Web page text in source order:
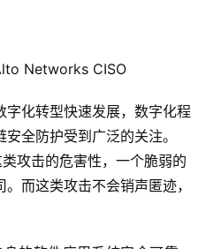
Networks CISO
化转型快速发展，数字化程
全防护受到广泛的关注。
攻击的危害性，一个脆弱的
而这类攻击不会销声匿迹，